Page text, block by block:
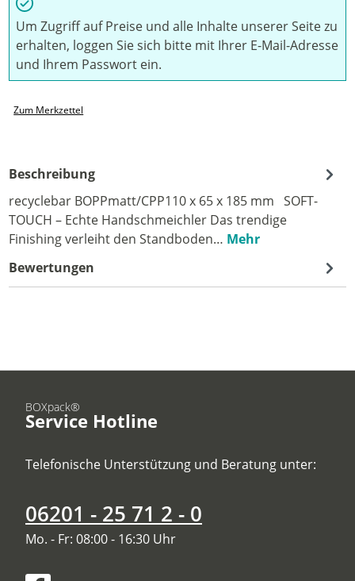
Um Zugriff auf Preise und alle Inhalte unserer Seite zu
erhalten, loggen Sie sich bitte mit Ihrer E-Mail-Adresse
und Ihrem Passwort ein.
Zum Merkzettel
Beschreibung
recyclebar BOPPmatt/CPP110 x 65 x 185 mm SOFT-
TOUCH – Echte Handschmeichler Das trendige
Finishing verleiht den Standboden… Mehr
Bewertungen
BOXpack®
Service Hotline
Telefonische Unterstützung und Beratung unter:
06201 - 25 71 2 - 0
Mo. - Fr: 08:00 - 16:30 Uhr